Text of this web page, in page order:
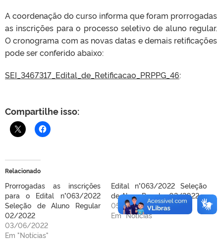
A coordenação do curso informa que foram prorrogadas
as inscrições para o processo seletivo de aluno regular.
O cronograma com as novas datas e demais retificações
pode ser conferido abaixo:
SEI_3467317_Edital_de_Retificacao_PRPPG_46:
Compartilhe isso:
Relacionado
Prorrogadas as inscrições
para o Edital n°063/2022
Seleção de Aluno Regular
02/2022
03/06/2022
Em "Notícias"
Edital n°063/2022 Seleção
de Aluno Regular 02/2022
05/05/2022
Em "Notícias"